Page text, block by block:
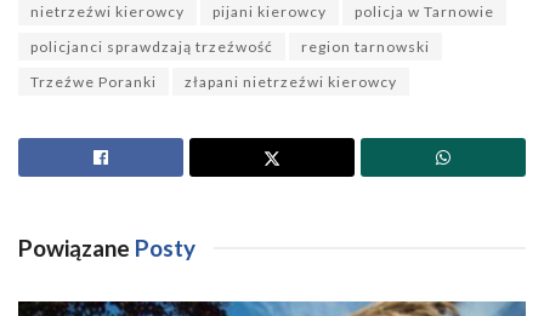
nietrzeźwi kierowcy
pijani kierowcy
policja w Tarnowie
policjanci sprawdzają trzeźwość
region tarnowski
Trzeźwe Poranki
złapani nietrzeźwi kierowcy
Powiązane Posty